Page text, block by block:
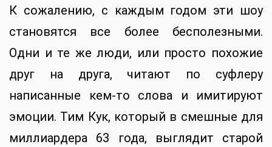
К сожалению, с каждым годом эти шоу
становятся все более бесполезными.
Одни и те же люди, или просто похожие
друг на друга, читают по суфлеру
написанные кем-то слова и имитируют
эмоции. Тим Кук, который в смешные для
миллиардера 63 года, выглядит старой